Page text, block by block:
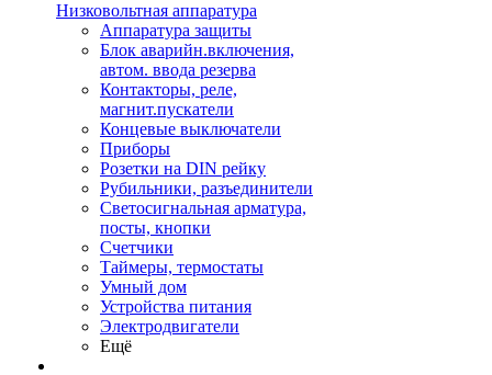
Низковольтная аппаратура
Аппаратура защиты
Блок аварийн.включения,
автом. ввода резерва
Контакторы, реле,
магнит.пускатели
Концевые выключатели
Приборы
Розетки на DIN рейку
Рубильники, разъединители
Светосигнальная арматура,
посты, кнопки
Счетчики
Таймеры, термостаты
Умный дом
Устройства питания
Электродвигатели
Ещё